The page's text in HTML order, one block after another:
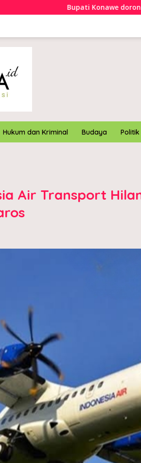
Bupati Konawe dorong pengelolaan
Hukum dan Kriminal Budaya Politik
Air Transport